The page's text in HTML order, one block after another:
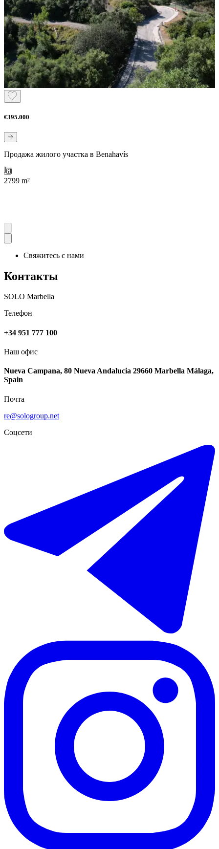
€395.000
Продажа жилого участка в Benahavís
2799 m²
Свяжитесь с нами
Контакты
SOLO Marbella
Телефон
+34 951 777 100
Наш офис
Nueva Campana, 80 Nueva Andalucia 29660 Marbella Málaga,
Spain
Почта
re@sologroup.net
Соцсети